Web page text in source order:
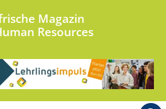
Magazin
Resources